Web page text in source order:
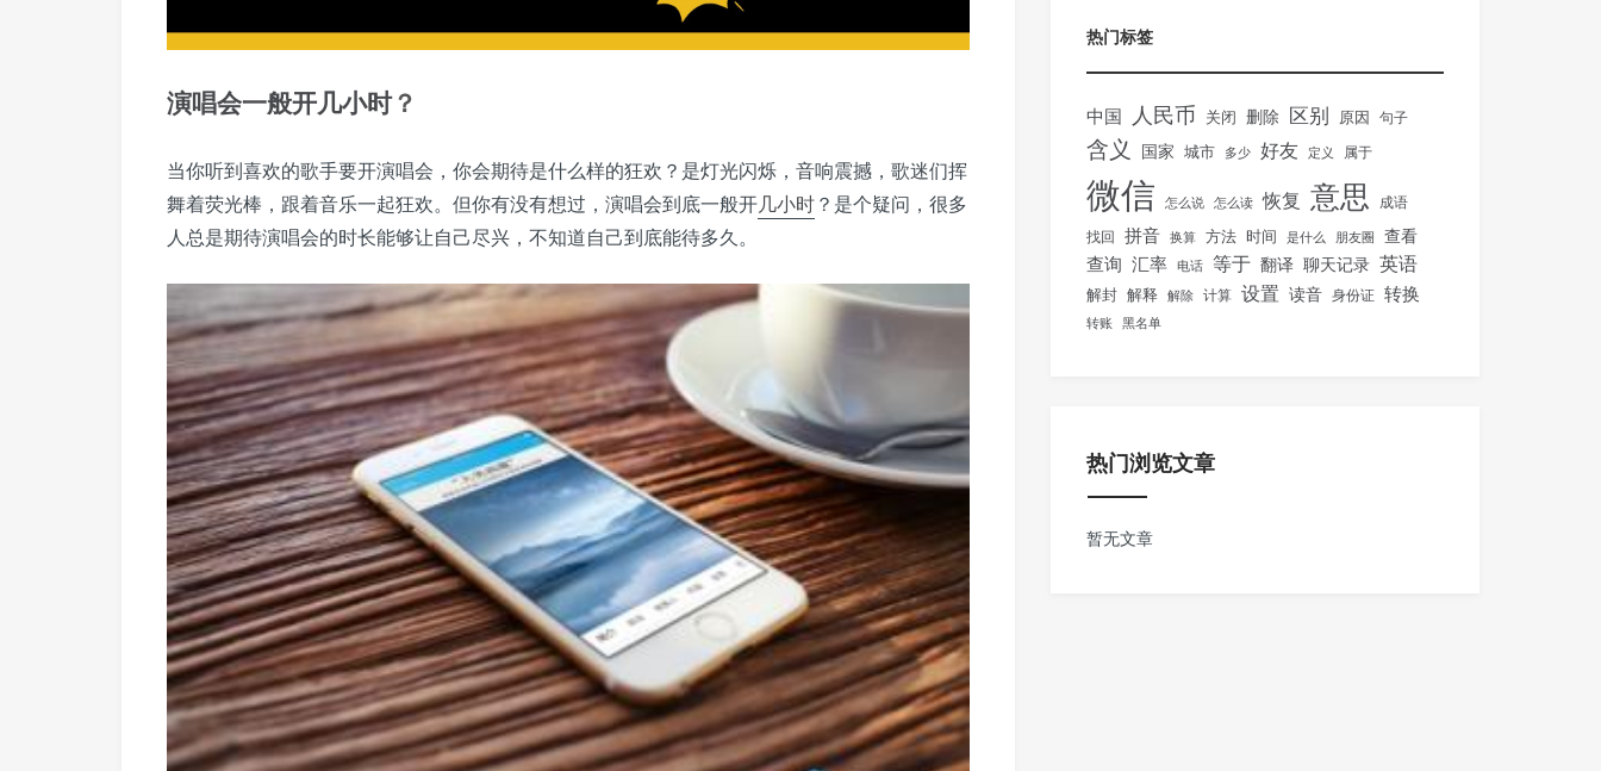
演唱会一般开几小时？
当你听到喜欢的歌手要开演唱会，你会期待是什么样的狂欢？是灯光闪烁，音响震撼，歌迷们挥
舞着荧光棒，跟着音乐一起狂欢。但你有没有想过，演唱会到底一般开几小时 ？是个疑问，很多
人总是期待演唱会的时长能够让自己尽兴，不知道自己到底能待多久。
热门标签
中国 人民币 关闭 删除 区别 原因 句子
含义 国家 城市 多少 好友 定义 属于
微信 怎么说 怎么读 恢复 意思 成语
找回 拼音 换算 方法 时间 是什么 朋友圈 查看
查询 汇率 电话 等于 翻译 聊天记录 英语
解封 解释 解除 计算 设置 读音 身份证 转换
转账 黑名单
热门浏览文章
暂无文章